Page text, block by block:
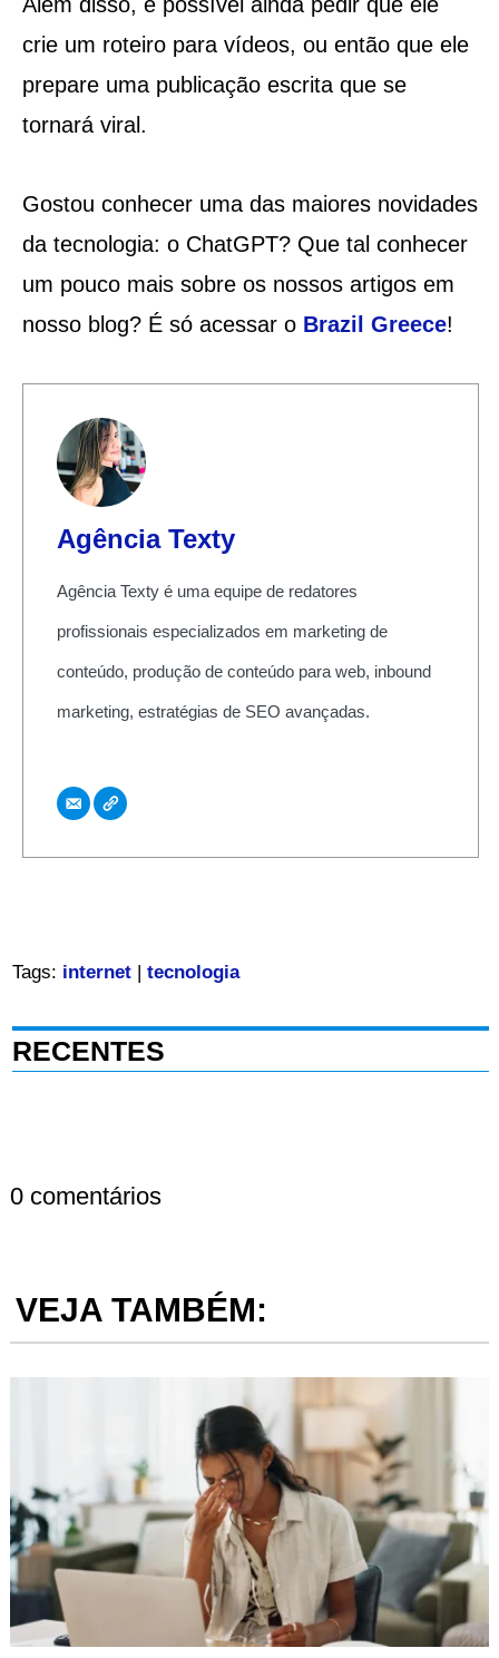
crie um roteiro para vídeos, ou então que ele
prepare uma publicação escrita que se
tornará viral.
Gostou conhecer uma das maiores novidades
da tecnologia: o ChatGPT? Que tal conhecer
um pouco mais sobre os nossos artigos em
nosso blog? É só acessar o Brazil Greece!
Agência Texty
Agência Texty é uma equipe de redatores
profissionais especializados em marketing de
conteúdo, produção de conteúdo para web, inbound
marketing, estratégias de SEO avançadas.
Tags: internet| tecnologia
RECENTES
0 comentários
VEJA TAMBÉM: